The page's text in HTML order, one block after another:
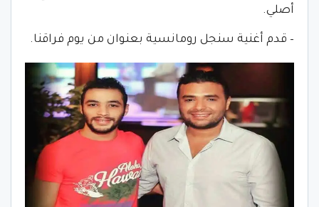
أصلي.
– قدم أغنية سنجل رومانسية بعنوان من يوم فراقنا.